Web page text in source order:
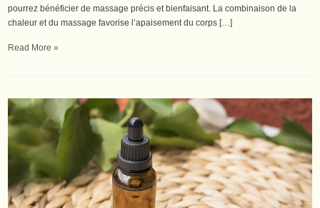
pourrez bénéficier de massage précis et bienfaisant. La combinaison de la
chaleur et du massage favorise l’apaisement du corps […]
Read More »